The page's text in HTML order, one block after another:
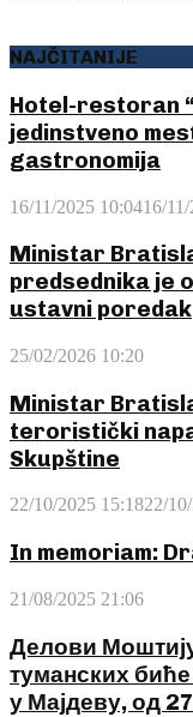
NAJČITANIJE
Hotel-restoran
jedinstveno
gastronomija
16/11/2025 10:0416/
Ministar
predsednika je
ustavni poredak
25/02/2026 10:20
Ministar
teroristički
Skupštine
22/10/2025 15:1822/
In memoriam:
21/08/2025 21:06
Делови
туманских
у Мајдеву, од